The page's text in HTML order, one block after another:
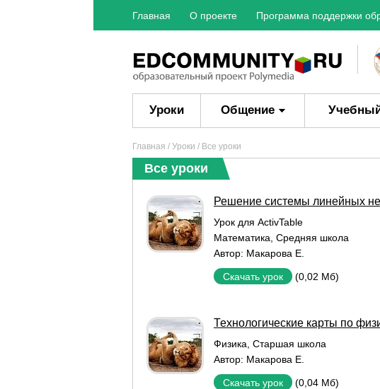
Главная О проекте Программа поддержки
Уроки Общение
Главная / Уроки / Все уроки
Все уроки
Решение системы линейных
Урок для ActivTable
Математика Средняя школа
Автор: Макарова Е.
Скачать урок (0,02 Мб)
Технологические карты по
Физика Старшая школа
Автор: Макарова Е.
Скачать урок (0,04 Мб)